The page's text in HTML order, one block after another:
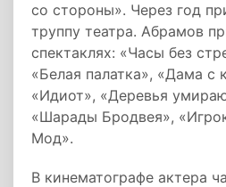
со стороны». Через год
труппу театра. Абрамов
спектаклях: «Часы без
«Белая палатка», «Дама с
«Идиот», «Деревья
«Шарады Бродвея»,
Мод».
В кинематографе актера